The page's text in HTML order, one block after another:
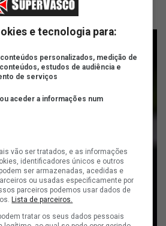
e tecnologia para:
personalizados, medição de
estudos de audiência e
de serviços
aceder a informações num
vão ser tratados, e as informações
identificadores únicos e outros
ser armazenadas, acedidas e
ou usadas especificamente por
parceiros podemos usar dados de
Lista de parceiros.
tratar os seus dados pessoais